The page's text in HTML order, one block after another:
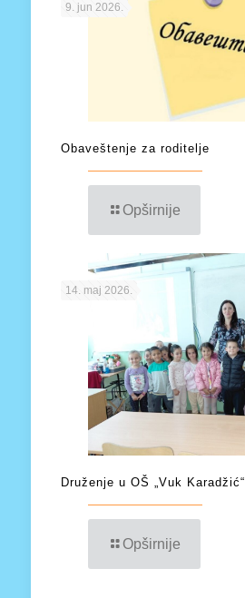
9. jun 2026.
Obaveštenje za roditelje
Opširnije
14. maj 2026.
Druženje u OŠ „Vuk Karadžić“
Opširnije